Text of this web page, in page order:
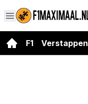
F1 Verstappen